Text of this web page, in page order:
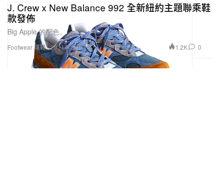
Footwear 球鞋
J. Crew x New Balance 992 全新紐約主題聯乘鞋
款發佈
Big Apple 的配色。
2021年10月8日 1.2K 0